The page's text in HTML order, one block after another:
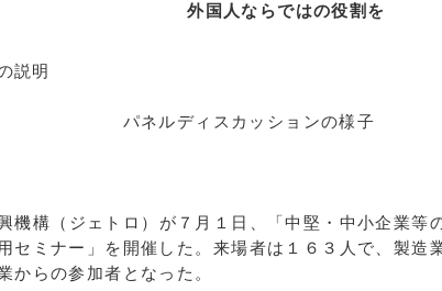
外国人ならではの役割を
ィスカッションの様子
機構（ジェトロ）が７月１日、「中堅・中小企業等
セミナー」を開催した。 来場者は１６３人で、製造
からの参加者となった。